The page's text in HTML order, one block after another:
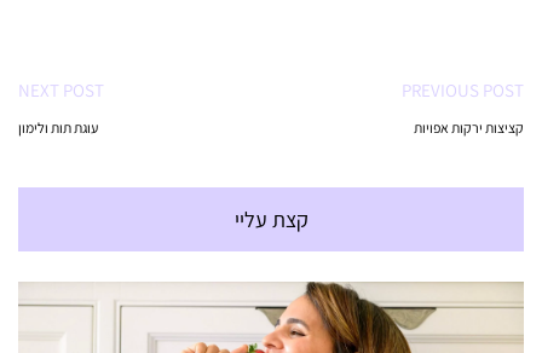
PREVIOUS POST
קציצות ירקות אפויות
NEXT POST
עוגת תות ולימון
קצת עליי